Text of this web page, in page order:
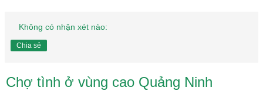
Không có nhận xét nào:
Chia sẻ
Chợ tình ở vùng cao Quảng Ninh